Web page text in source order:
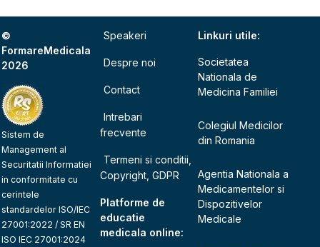
©
FormareMedicala
2026
Sistem de
Management al
Securitatii Informatiei
in conformitate cu
cerintele
standardelor ISO/IEC
27001:2022 / SR EN
ISO IEC 27001:2024
Speakeri
Despre noi
Contact
Intrebari
frecvente
Termeni si conditii,
Copyright, GDPR
Platforme de
educatie
medicala online:
Linkuri utile:
Societatea
Nationala de
Medicina Familiei
Colegiul Medicilor
din Romania
Agentia Nationala a
Medicamentelor si
Dispozitivelor
Medicale